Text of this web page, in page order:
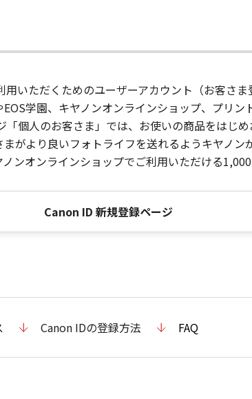
用いただくためのユーザーアカウント（お客さ
学園、キヤノンオンラインショップ、プリ
個人のお客さま」では、お使いの商品をはじ
がより良いフォトライフを送れるようキヤノ
ンオンラインショップでご利用いただける1,000
Canon ID 新規登録ページ
Canon IDの登録方法 FAQ